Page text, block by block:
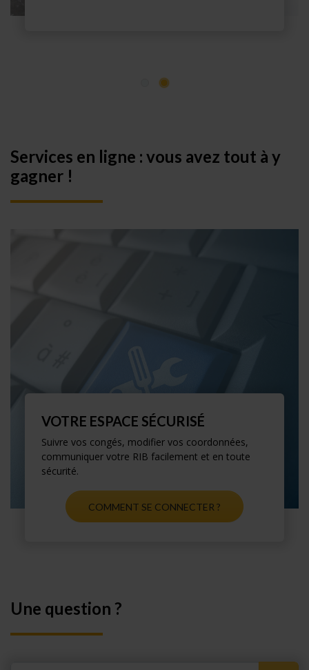
Services en ligne : vous avez tout à y
gagner !
VOTRE ESPACE SÉCURISÉ
Suivre vos congés, modifier vos coordonnées,
communiquer votre RIB facilement et en toute
sécurité.
COMMENT SE CONNECTER ?
Une question ?